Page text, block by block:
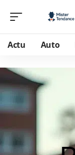
Actu Auto